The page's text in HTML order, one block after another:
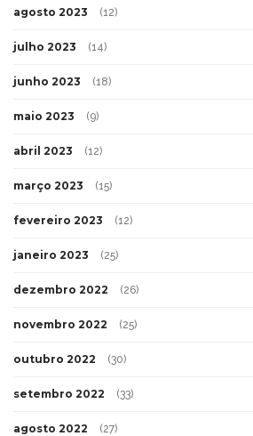
agosto 2023 (12)
julho 2023 (14)
junho 2023 (18)
maio 2023 (9)
abril 2023 (12)
março 2023 (15)
fevereiro 2023 (12)
janeiro 2023 (25)
dezembro 2022 (26)
novembro 2022 (25)
outubro 2022 (30)
setembro 2022 (33)
agosto 2022 (27)